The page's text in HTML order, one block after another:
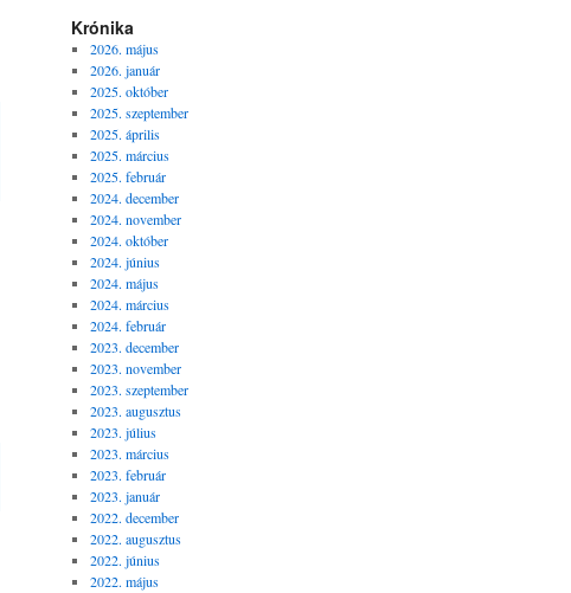
Krónika
2026. május
2026. január
2025. október
2025. szeptember
2025. április
2025. március
2025. február
2024. december
2024. november
2024. október
2024. június
2024. május
2024. március
2024. február
2023. december
2023. november
2023. szeptember
2023. augusztus
2023. július
2023. március
2023. február
2023. január
2022. december
2022. augusztus
2022. június
2022. május